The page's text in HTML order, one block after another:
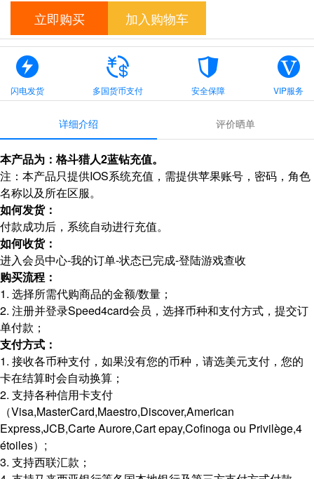
立即购买 加入购物车
闪电发货 多国货币支付 安全保障 VIP服务
详细介绍 评价晒单
本产品为：格斗猎人2蓝钻充值。
注：本产品只提供IOS系统充值，需提供苹果账号，密码，角色
名称以及所在区服。
如何发货：
付款成功后，系统自动进行充值。
如何收货：
进入会员中心-我的订单-状态已完成-登陆游戏查收
购买流程：
1. 选择所需代购商品的金额/数量；
2. 注册并登录Speed4card会员，选择币种和支付方式，提交订
单付款；
支付方式：
1. 接收各币种支付，如果没有您的币种，请选美元支付，您的
卡在结算时会自动换算；
2. 支持各种信用卡支付
（Visa,MasterCard,Maestro,Discover,American
Express,JCB,Carte Aurore,Cart epay,Cofinoga ou Privilège,4
étoiles）;
3. 支持西联汇款；